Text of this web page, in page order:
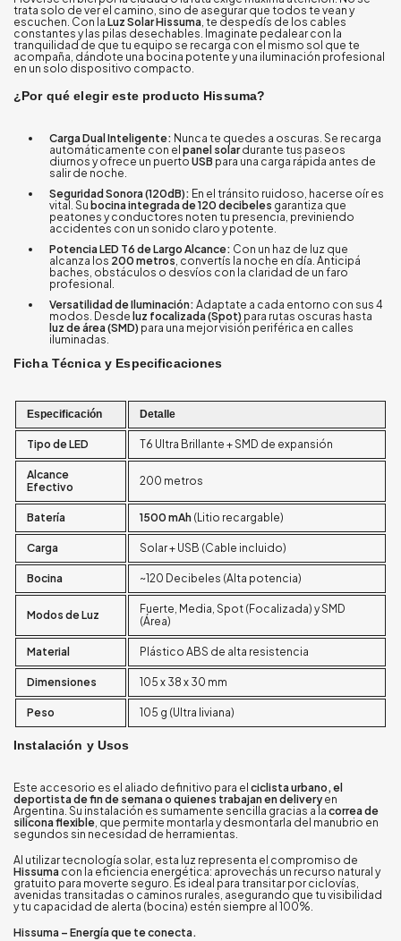
trata solo de ver el camino, sino de asegurar que todos te vean y
escuchen. Con la Luz Solar Hissuma, te despedís de los cables
constantes y las pilas desechables. Imaginate pedalear con la
tranquilidad de que tu equipo se recarga con el mismo sol que te
acompaña, dándote una bocina potente y una iluminación profesional
en un solo dispositivo compacto.
¿Por qué elegir este producto Hissuma?
Carga Dual Inteligente: Nunca te quedes a oscuras. Se recarga
automáticamente con el panel solardurante tus paseos
diurnos y ofrece un puerto USB para una carga rápida antes de
salir de noche.
Seguridad Sonora (120dB): En el tránsito ruidoso, hacerse oír es
vital. Su bocina integrada de 120 decibeles garantiza que
peatones y conductores noten tu presencia, previniendo
accidentes con un sonido claro y potente.
Potencia LED T6 de Largo Alcance: Con un haz de luz que
alcanza los 200 metros , convertís la noche en día. Anticipá
baches, obstáculos o desvíos con la claridad de un faro
profesional.
Versatilidad de Iluminación: Adaptate a cada entorno con sus 4
modos. Desde luz focalizada (Spot) para rutas oscuras hasta
luz de área (SMD) para una mejor visión periférica en calles
iluminadas.
Ficha Técnica y Especificaciones
Especificación Detalle
Tipo de LED T6 Ultra Brillante + SMD de expansión
Alcance
Efectivo
200 metros
Batería 1500 mAh (Litio recargable)
Carga Solar + USB (Cable incluido)
Bocina ~120 Decibeles (Alta potencia)
Modos de Luz
Fuerte, Media, Spot (Focalizada) y SMD
(Área)
Material Plástico ABS de alta resistencia
Dimensiones 105 x 38 x 30 mm
Peso 105 g (Ultra liviana)
Instalación y Usos
Este accesorio es el aliado definitivo para el ciclista urbano, el
deportista de fin de semana o quienes trabajan en delivery en
Argentina. Su instalación es sumamente sencilla gracias a la correa de
silicona flexible , que permite montarla y desmontarla del manubrio en
segundos sin necesidad de herramientas.
Al utilizar tecnología solar, esta luz representa el compromiso de
Hissuma con la eficiencia energética: aprovechás un recurso natural y
gratuito para moverte seguro. Es ideal para transitar por ciclovías,
avenidas transitadas o caminos rurales, asegurando que tu visibilidad
y tu capacidad de alerta (bocina) estén siempre al 100%.
Hissuma – Energía que te conecta.